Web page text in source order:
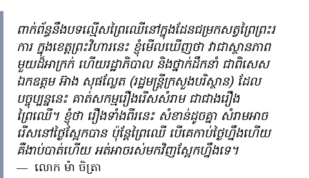
ពាក់ព័ន្ធ​នឹង​បទល្មើស​ព្រៃឈើ​នៅ​ក្នុង​ដែន​ជម្រក​សត្វ​ព្រៃព្រះរ
ការ ក្នុង​ខេត្ត​ព្រះវិហារ​នេះ ខ្ញុំ​មើលឃើញ​ថា វា​ជា​ស្ថានភាព​
មួយ​ដ៏​អាក្រក់ ហើយ​រដ្ឋាភិបាល និង​ថ្នាក់ដឹកនាំ ជាពិសេស​
ឯកឧត្តម អ៊ាង សុផល្លែត (​រដ្ឋមន្ត្រី​ក្រសួង​បរិស្ថាន​) ដែល​
បច្ចុប្បន្ន​នេះ គាត់​សកម្ម​រឿង​រើស​សំរាម ជាជាង​រឿង​
ព្រៃឈើ។ ខ្ញុំ​ថា រឿង​ទាំង​ពីរ​នេះ សំខាន់​ដូច​គ្នា សំរាម​អាច​
រើស​នៅ​ថ្ងៃ​ស្អែក​បាន ប៉ុន្តែ​ព្រៃឈើ បើ​គេ​កាប់​ថ្ងៃ​ហ្នឹង​ហើយ
គឺ​ងាប់​បាត់​ហើយ អត់​អាច​រស់​មក​វិញ​ស្អែក​ហ្នឹង​ទេ។
— លោក ម៉ា ចិត្រា